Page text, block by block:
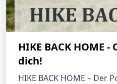
HIKE BACK HOME
dich!
HIKE BACK HOME – Der